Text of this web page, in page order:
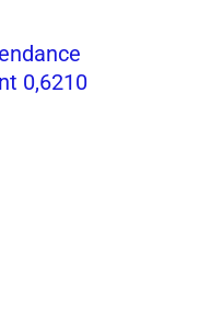
0,6210